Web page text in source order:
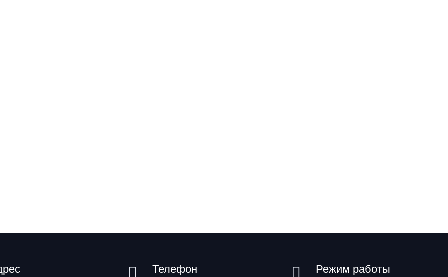
Телефон Режим работы